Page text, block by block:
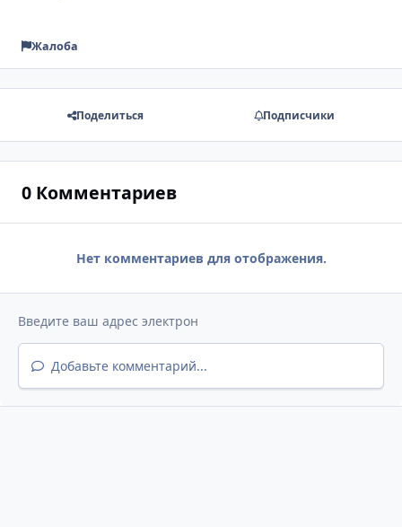
Жалоба
Поделиться Подписчики
0 Комментариев
Нет комментариев для отображения.
Добавьте комментарий...